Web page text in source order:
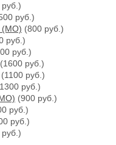
руб.)
(МО) (800 руб.)
руб.)
руб.)
(1600 руб.)
(1100 руб.)
руб.)
(900 руб.)
руб.)
руб.)